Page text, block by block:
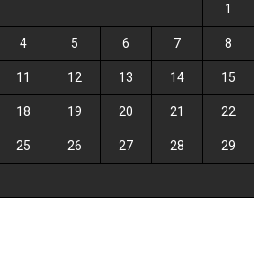
1
4 5 6 7 8
11 12 13 14 15
18 19 20 21 22
25 26 27 28 29